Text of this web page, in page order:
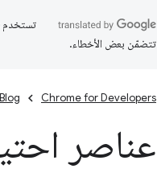
تتضمّن بعض الأخطاء.
Chrome for Developers
Blog
عناصر